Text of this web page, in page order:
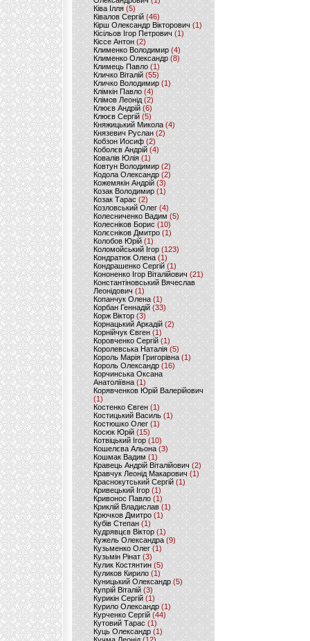
Ківа Ілля (5)
Ківалов Сергій(46)
Кірш Олександр Вікторович (1)
Кісільов Ігор Петрович (1)
Кіссе Антон (2)
Клименко Володимир(4)
Клименко Олександр (8)
Климець Павло (1)
Кличко Віталій(55)
Кличко Володимир (1)
Клімкін Павло (4)
Клімов Леонід(2)
Клюєв Андрій(6)
Клюєв Сергій (5)
Княжицький Микола(4)
Князевич Руслан (2)
Кобзон Иосиф(2)
Коболєв Андрій (4)
Ковалів Юлія(1)
Ковтун Володимир (2)
Кодола Олександр (2)
Кожемякін Андрій (3)
Козак Володимир (1)
Козак Тарас (2)
Козловський Олег(4)
Колесниченко Вадим (5)
Колесніков Борис (10)
Колєсніков Дмитро (1)
Колобов Юрій (1)
Коломойський Ігор (123)
Кондратюк Олена(1)
Кондрашенко Сергій (1)
Кононенко Ігор Віталійович (21)
Константіновський Вячеслав
Леонідович (1)
Копанчук Олена (1)
Корбан Геннадій (33)
Корж Віктор (3)
Корнацький Аркадій (2)
Корнійчук Євген (1)
Коровченко Сергій (1)
Королевська Наталія(5)
Король Марія Григорівна (1)
Король Олександр (16)
Корчинська Оксана
Анатоліївна (1)
Корявченков Юрій Валерійович
(1)
Костенко Євген (1)
Костицький Василь (1)
Костюшко Олег (1)
Косюк Юрій (15)
Котвіцький Ігор (10)
Кошелєва Альона(3)
Кошмак Вадим (1)
Кравець Андрій Віталійович (2)
Кравчук Леонід Макарович (1)
Краснокутський Сергій (1)
Кривецький Ігор (1)
Кривонос Павло (1)
Криклій Владислав (1)
Крючков Дмитро(1)
Кубів Степан(1)
Кудрявцєв Віктор (1)
Кужель Олександра (9)
Кузьменко Олег (1)
Кузьмін Рінат(3)
Кулик Костянтин(5)
Куликов Кирило (1)
Куницький Олександр (5)
Купрій Віталій (3)
Курикін Сергій(1)
Курило Олександр (1)
Курченко Сергій (44)
Кутовий Тарас (1)
Куць Олександр (1)